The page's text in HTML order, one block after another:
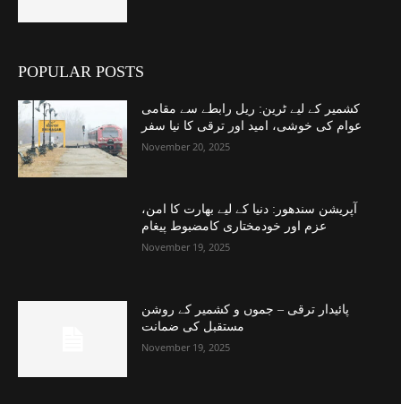
POPULAR POSTS
کشمیر کے لیے ٹرین: ریل رابطے سے مقامی
عوام کی خوشی، امید اور ترقی کا نیا سفر
November 20, 2025
آپریشن سندھور: دنیا کے لیے بھارت کا امن،
عزم اور خودمختاری کامضبوط پیغام
November 19, 2025
پائیدار ترقی – جموں و کشمیر کے روشن
مستقبل کی ضمانت
November 19, 2025